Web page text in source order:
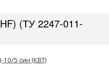
(ТУ 2247-011-
10/5 син (КВТ)